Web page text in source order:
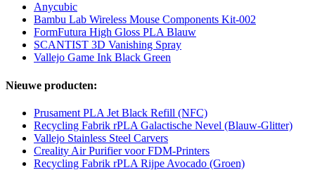
Anycubic
Bambu Lab Wireless Mouse Components Kit-002
FormFutura High Gloss PLA Blauw
SCANTIST 3D Vanishing Spray
Vallejo Game Ink Black Green
Nieuwe producten:
Prusament PLA Jet Black Refill (NFC)
Recycling Fabrik rPLA Galactische Nevel (Blauw-Glitter)
Vallejo Stainless Steel Carvers
Creality Air Purifier voor FDM-Printers
Recycling Fabrik rPLA Rijpe Avocado (Groen)